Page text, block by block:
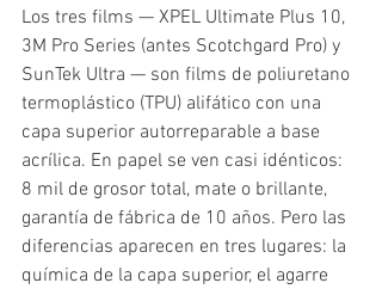
Los tres films — XPEL Ultimate Plus 10,
3M Pro Series (antes Scotchgard Pro) y
SunTek Ultra — son films de poliuretano
termoplástico (TPU) alifático con una
capa superior autorreparable a base
acrílica. En papel se ven casi idénticos:
8 mil de grosor total, mate o brillante,
garantía de fábrica de 10 años. Pero las
diferencias aparecen en tres lugares: la
química de la capa superior, el agarre